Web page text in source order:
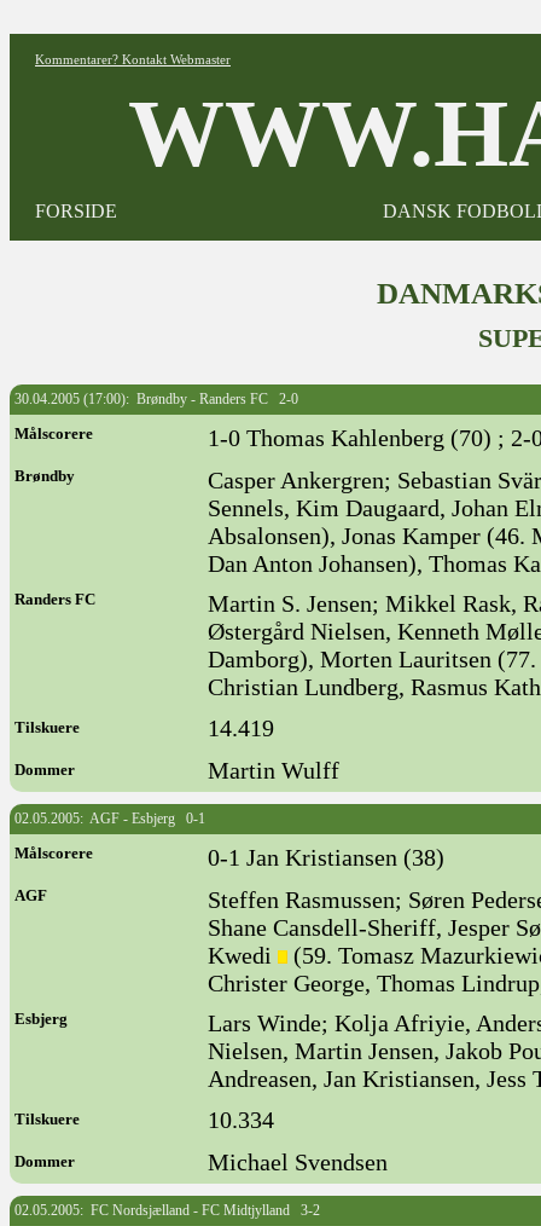
Kommentarer? Kontakt Webmaster
FORSIDE DANSK
30.04.2005 (17:00): Brøndby - Randers FC 2-0
Målscorere 1-0 Thomas Kahlenberg (70) ; 2-
Brøndby
Casper Ankergren; Sebastian
Sennels, Kim Daugaard, Johan
Absalonsen), Jonas Kamper (46.
Dan Anton Johansen), Thomas
Randers FC
Martin S. Jensen; Mikkel Rask,
Østergård Nielsen, Kenneth
Damborg), Morten Lauritsen (77.
Christian Lundberg, Rasmus
Tilskuere 14.419
Dommer Martin Wulff
02.05.2005: AGF - Esbjerg 0-1
Målscorere 0-1 Jan Kristiansen (38)
AGF
Steffen Rasmussen; Søren
Shane Cansdell-Sheriff, Jesper
Kwedi
(59. Tomasz
Christer George, Thomas
Esbjerg
Lars Winde; Kolja Afriyie,
Nielsen, Martin Jensen, Jakob
Andreasen, Jan Kristiansen,
Tilskuere 10.334
Dommer Michael Svendsen
02.05.2005: FC Nordsjælland - FC Midtjylland 3-2